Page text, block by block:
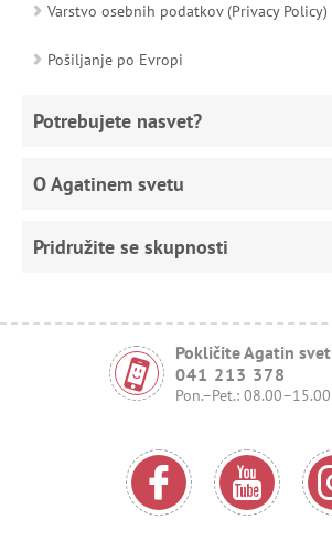
Varstvo osebnih podatkov (Privacy Policy)
Pošiljanje po Evropi
Potrebujete nasvet?
O Agatinem svetu
Pridružite se skupnosti
Pokličite Agatin svet
041 213 378
Pon.–Pet.: 08.00–15.00